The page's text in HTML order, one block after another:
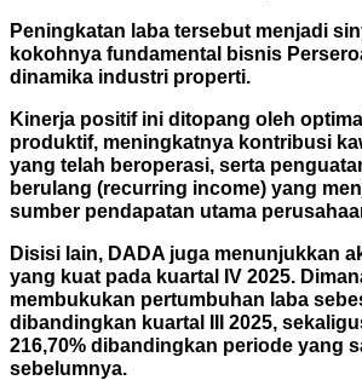
Peningkatan laba tersebut menjadi
kokohnya fundamental bisnis
dinamika industri properti.
Kinerja positif ini ditopang oleh
produktif, meningkatnya kontribusi
yang telah beroperasi, serta
berulang (recurring income) yang
sumber pendapatan utama
Disisi lain, DADA juga menunjukkan
yang kuat pada kuartal IV 2025.
membukukan pertumbuhan laba
dibandingkan kuartal III 2025,
216,70% dibandingkan periode yang
sebelumnya.